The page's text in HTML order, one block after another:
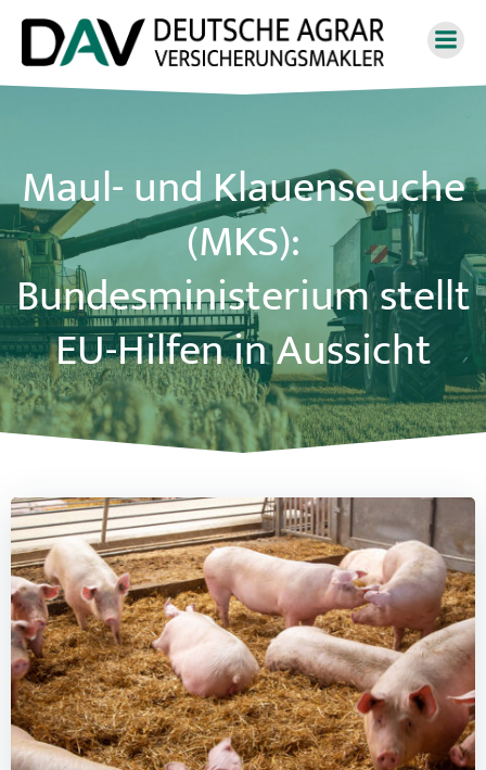
Zum
Inhalt
springen
Maul- und Klauenseuche
(MKS):
Bundesministerium stellt
EU-Hilfen in Aussicht